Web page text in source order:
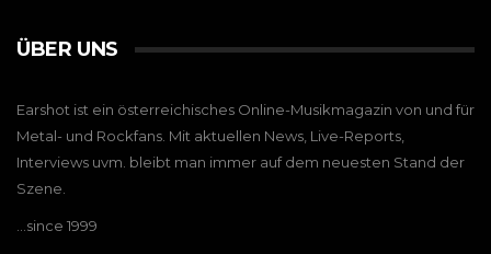
ÜBER UNS
Earshot ist ein österreichisches Online-Musikmagazin von und für
Metal- und Rockfans. Mit aktuellen News, Live-Reports,
Interviews uvm. bleibt man immer auf dem neuesten Stand der
Szene.
…since 1999